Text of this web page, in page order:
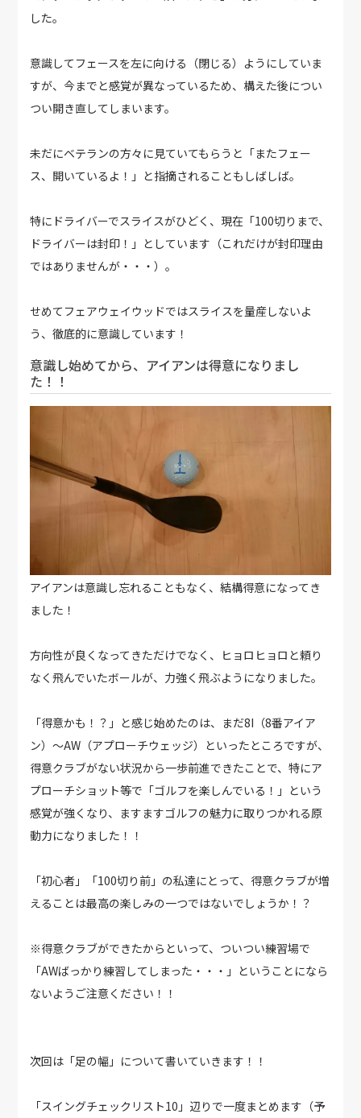
した。
意識してフェースを左に向ける（閉じる）ようにしていま
すが、今までと感覚が異なっているため、構えた後につい
つい開き直してしまいます。
未だにベテランの方々に見ていてもらうと「またフェー
ス、開いているよ！」と指摘されることもしばしば。
特にドライバーでスライスがひどく、現在「100切りまで、
ドライバーは封印！」としています（これだけが封印理由
ではありませんが・・・）。
せめてフェアウェイウッドではスライスを量産しないよ
う、徹底的に意識しています！
意識し始めてから、アイアンは得意になりまし
た！！
アイアンは意識し忘れることもなく、結構得意になってき
ました！
方向性が良くなってきただけでなく、ヒョロヒョロと頼り
なく飛んでいたボールが、力強く飛ぶようになりました。
「得意かも！？」と感じ始めたのは、まだ8I（8番アイア
ン）～AW（アプローチウェッジ）といったところですが、
得意クラブがない状況から一歩前進できたことで、特にア
プローチショット等で「ゴルフを楽しんでいる！」という
感覚が強くなり、ますますゴルフの魅力に取りつかれる原
動力になりました！！
「初心者」「100切り前」の私達にとって、得意クラブが増
えることは最高の楽しみの一つではないでしょうか！？
※得意クラブができたからといって、ついつい練習場で
「AWばっかり練習してしまった・・・」ということになら
ないようご注意ください！！
次回は「足の幅」について書いていきます！！
「スイングチェックリスト10」辺りで一度まとめます（予